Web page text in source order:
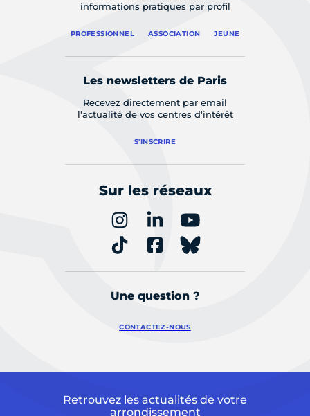
informations pratiques par profil
PROFESSIONNEL ASSOCIATION JEUNE
Les newsletters de Paris
Recevez directement par email
l'actualité de vos centres d'intérêt
S'INSCRIRE
Sur les réseaux
Une question ?
CONTACTEZ-NOUS
Retrouvez les actualités de votre
arrondissement